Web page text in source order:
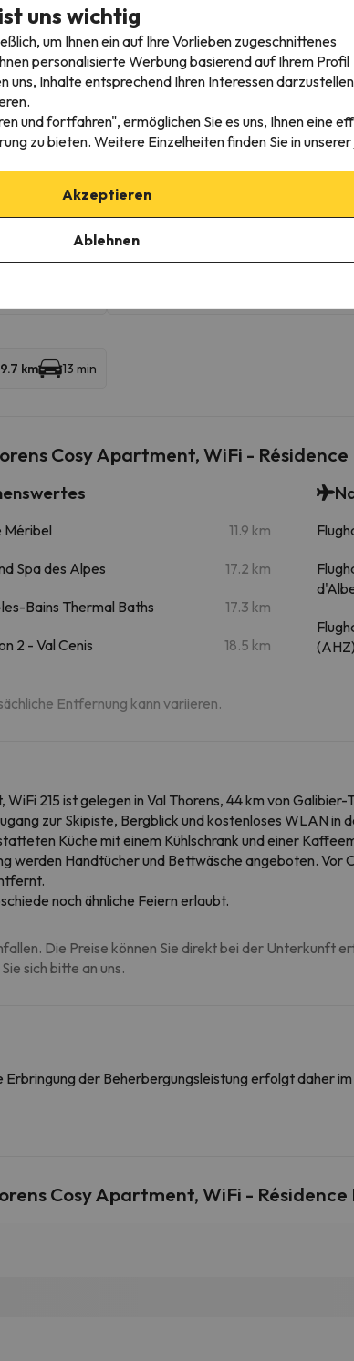
besuchen und 600 Pistenkilometer genießen.
+ Orelle. Außerdem könnt ihr in Val Thorens + Orelle
520 m 8 min Lac Blanc Sessellift
1.7 km 5 min Péclet Gondelbahn
9.7 km 13 min
Cosy Apartment, WiFi - Résidence
Méribel 11.9 km
Spa des Alpes 17.2 km
Bains Thermal Baths 17.3 km
2 - Val Cenis 18.5 km
(AHZ)
Entfernung kann variieren.
215 ist gelegen in Val Thorens, 44 km von
zur Skipiste, Bergblick und kostenloses WLAN in
Küche mit einem Kühlschrank und einer
werden Handtücher und Bettwäsche angeboten.
noch ähnliche Feiern erlaubt.
Die Preise können Sie direkt bei der Unterkunft
sich bitte an uns.
der Beherbergungsleistung erfolgt daher
Cosy Apartment, WiFi - Résidence
uns wichtig
um Ihnen ein auf Ihre Vorlieben zugeschnittenes
personalisierte Werbung basierend auf Ihrem Profil
uns, Inhalte entsprechend Ihren Interessen
und fortfahren", ermöglichen Sie es uns, Ihnen eine
zu bieten. Weitere Einzelheiten finden Sie in unserer
Akzeptieren
Ablehnen